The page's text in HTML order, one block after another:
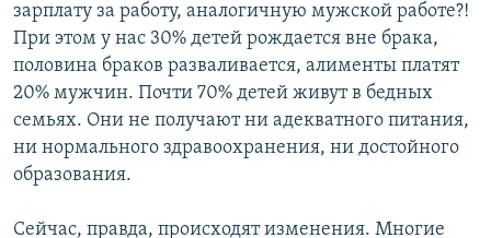
зарплату за работу, аналогичную мужской работе?!
При этом у нас 30% детей рождается вне брака,
половина браков разваливается, алименты платят
20% мужчин. Почти 70% детей живут в бедных
семьях. Они не получают ни адекватного питания,
ни нормального здравоохранения, ни достойного
образования.
Сейчас, правда, происходят изменения. Многие